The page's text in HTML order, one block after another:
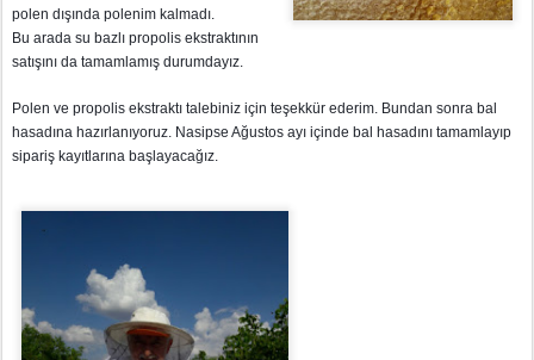
polen dışında polenim kalmadı.
Bu arada su bazlı propolis ekstraktının
satışını da tamamlamış durumdayız.
Polen ve propolis ekstraktı talebiniz için teşekkür ederim. Bundan sonra bal
hasadına hazırlanıyoruz. Nasipse Ağustos ayı içinde bal hasadını tamamlayıp
sipariş kayıtlarına başlayacağız.